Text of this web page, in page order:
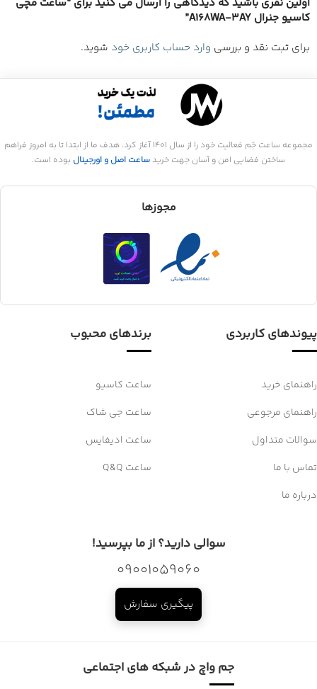
ساختن فضایی امن و آسان جهت خریدساعت اصل و اورجینالبوده است.
مجوزها
راهنمای خرید
راهنمای مرجوعی
سوالات متداول
تماس با ما
درباره ما
برندهای محبوب
ساعت کاسیو
ساعت جی شاک
ساعت ادیفایس
ساعت Q&Q
سوالی دارید؟ از ما بپرسید!
جم واچ در شبکه های اجتماعی
برای گروه جم واچ محفوظ می باشد